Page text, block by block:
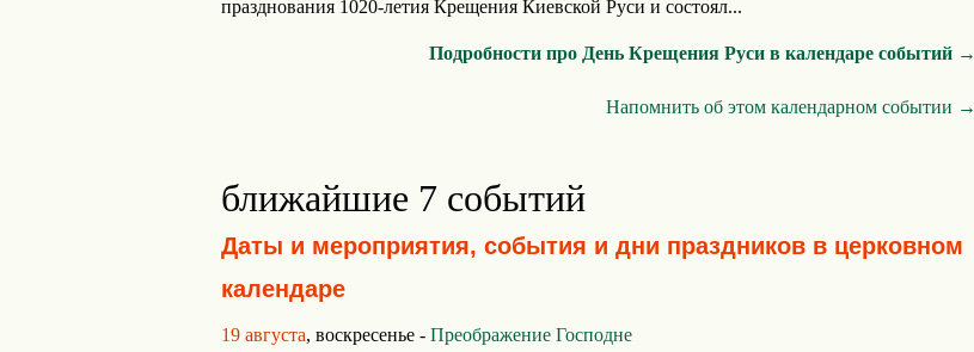
празднования 1020-летия Крещения Киевской Руси и состоял...
Подробности про День Крещения Руси в календаре событий →
Напомнить об этом календарном событии →
ближайшие 7 событий
Даты и мероприятия, события и дни праздников в церковном
календаре
19 августа, воскресенье - Преображение Господне